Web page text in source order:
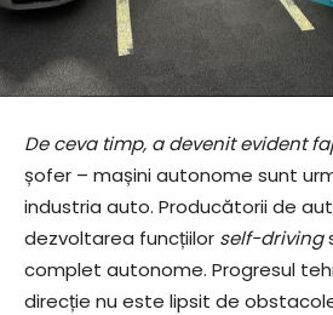
De ceva timp, a devenit evident
șofer – mașini autonome sunt
industria auto. Producătorii de
dezvoltarea funcțiilor self-driving
complet autonome. Progresul
direcție nu este lipsit de